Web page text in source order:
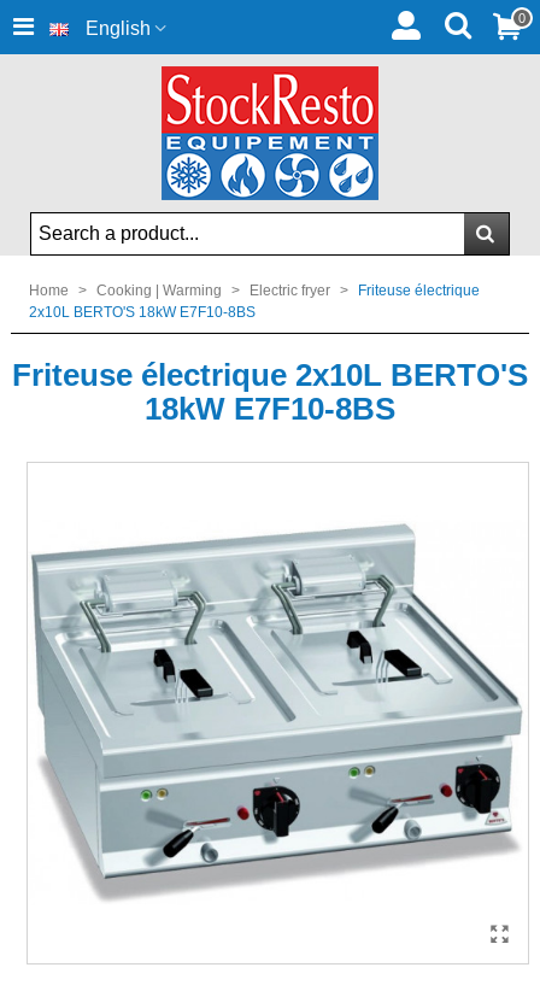
English 0
Home > Cooking | Warming > Electric fryer >
Friteuse électrique
2x10L BERTO'S 18kW E7F10-8BS
Friteuse électrique 2x10L BERTO'S
18kW E7F10-8BS